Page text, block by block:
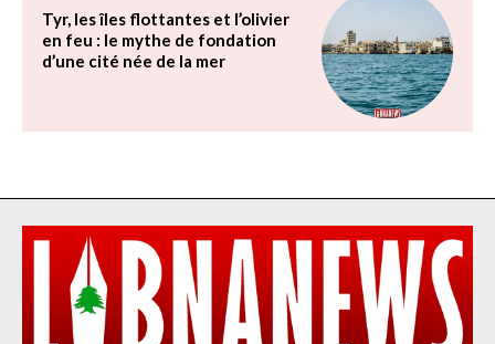
Tyr, les îles flottantes et l’olivier
en feu : le mythe de fondation
d’une cité née de la mer